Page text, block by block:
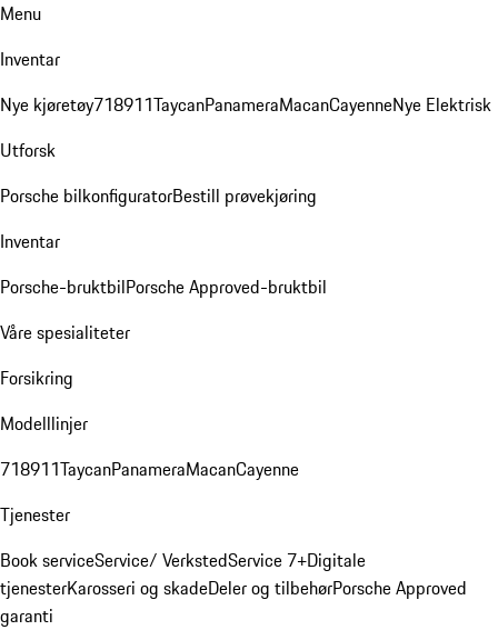
Menu
Inventar
Nye kjøretøy718911TaycanPanameraMacanCayenneNye Elektrisk
Utforsk
Porsche bilkonfiguratorBestill prøvekjøring
Inventar
Porsche-bruktbilPorsche Approved-bruktbil
Våre spesialiteter
Forsikring
Modelllinjer
718911TaycanPanameraMacanCayenne
Tjenester
Book serviceService/ VerkstedService 7+Digitale
tjenesterKarosseri og skadeDeler og tilbehørPorsche Approved
garanti